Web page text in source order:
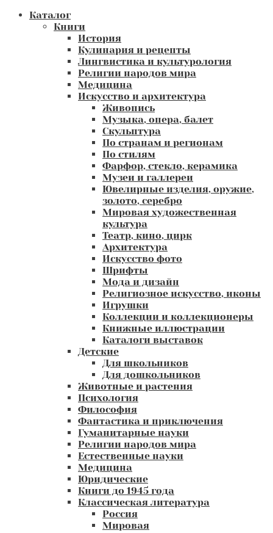
Каталог
Книги
История
Кулинария и рецепты
Лингвистика и культурология
Религии народов мира
Медицина
Искусство и архитектура
Живопись
Музыка, опера, балет
Скульптура
По странам и регионам
По стилям
Фарфор, стекло, керамика
Музеи и галлереи
Ювелирные изделия, оружие,
золото, серебро
Мировая художественная
культура
Театр, кино, цирк
Архитектура
Искусство фото
Шрифты
Мода и дизайн
Религиозное искусство, иконы
Игрушки
Коллекции и коллекционеры
Книжные иллюстрации
Каталоги выставок
Детские
Для школьников
Для дошкольников
Животные и растения
Психология
Философия
Фантастика и приключения
Гуманитарные науки
Религии народов мира
Естественные науки
Медицина
Юридические
Книги до 1945 года
Классическая литература
Россия
Мировая